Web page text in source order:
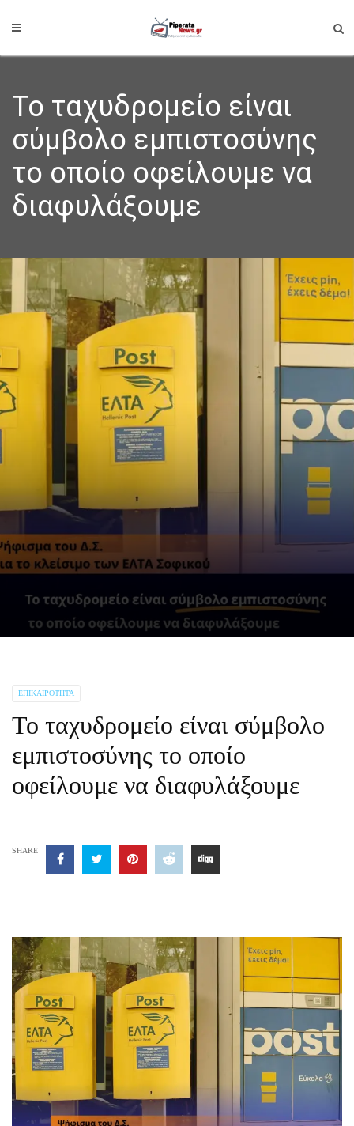
Το ταχυδρομείο είναι
σύμβολο εμπιστοσύνης
το οποίο οφείλουμε να
διαφυλάξουμε
ΕΠΙΚΑΙΡΌΤΗΤΑ
Το ταχυδρομείο είναι σύμβολο
εμπιστοσύνης το οποίο
οφείλουμε να διαφυλάξουμε
SHARE